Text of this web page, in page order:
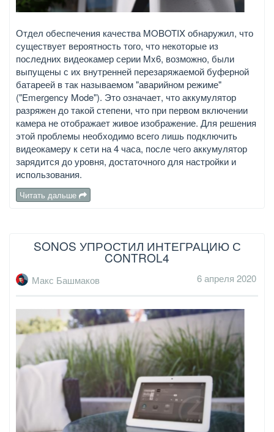
Отдел обеспечения качества MOBOTIX обнаружил, что
существует вероятность того, что некоторые из
последних видеокамер серии Mx6, возможно, были
выпущены с их внутренней перезаряжаемой буферной
батареей в так называемом "аварийном режиме"
("Emergency Mode"). Это означает, что аккумулятор
разряжен до такой степени, что при первом включении
камера не отображает живое изображение. Для решения
этой проблемы необходимо всего лишь подключить
видеокамеру к сети на 4 часа, после чего аккумулятор
зарядится до уровня, достаточного для настройки и
использования.
Читать дальше
SONOS УПРОСТИЛ ИНТЕГРАЦИЮ С
CONTROL4
Макс Башмаков 6 апреля 2020